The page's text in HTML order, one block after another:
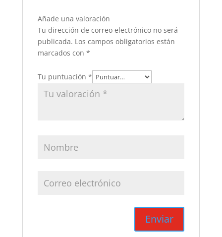
Añade una valoración
Tu dirección de correo electrónico no será
publicada. Los campos obligatorios están
marcados con *
Tu puntuación *